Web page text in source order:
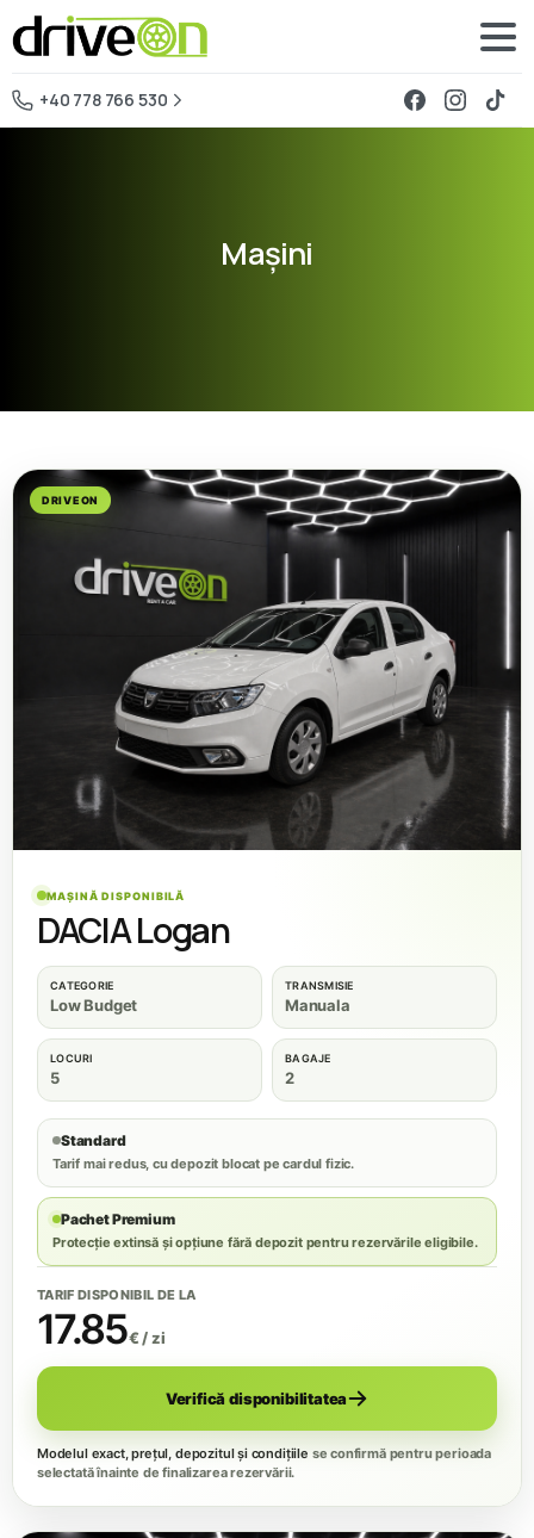
+40 778 766 530
Mașini
MAȘINĂ DISPONIBILĂ
DACIA Logan
CATEGORIE
Low Budget
TRANSMISIE
Manuala
LOCURI
5
BAGAJE
2
Standard
Tarif mai redus, cu depozit blocat pe cardul fizic.
Pachet Premium
Protecție extinsă și opțiune fără depozit pentru rezervările eligibile.
TARIF DISPONIBIL DE LA
17.85€ / zi
Verifică disponibilitatea
Modelul exact, prețul, depozitul și condițiile se confirmă pentru perioada
selectată înainte de finalizarea rezervării.